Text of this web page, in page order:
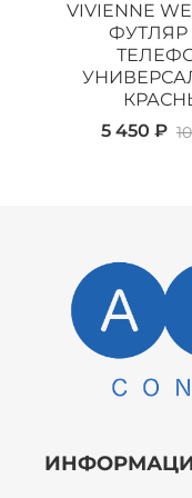
VIVIENNE
ФУТЛЯР
5 450 ₽